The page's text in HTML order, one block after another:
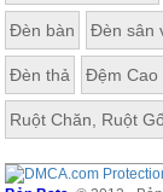
bếp
Nội
Thất
Ban
Công,
Vườn
Đèn bàn Đèn sân
Đèn thả Đệm Cao
Ruột Chăn, Ruột